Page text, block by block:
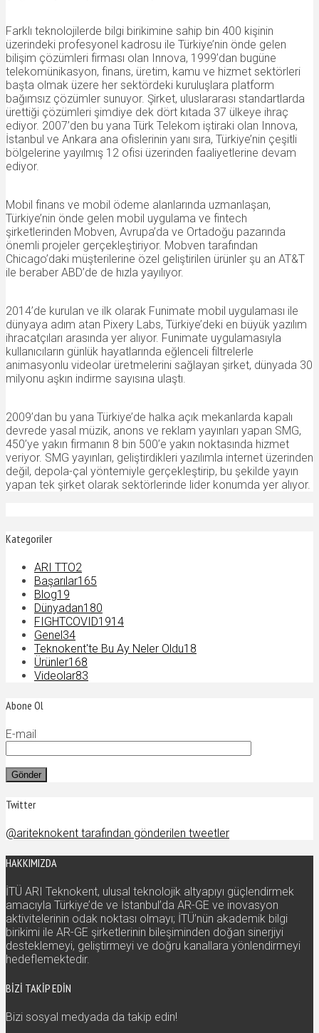
Farklı teknolojilerde bilgi birikimine sahip bin 400 kişinin
üzerindeki profesyonel kadrosu ile Türkiye’nin önde gelen
bilişim çözümleri firması olan Innova, 1999’dan bugüne
telekomünikasyon, finans, üretim, kamu ve hizmet sektörleri
başta olmak üzere her sektördeki kuruluşlara platform
bağımsız çözümler sunuyor. Şirket, uluslararası standartlarda
ürettiği çözümleri şimdiye dek dört kıtada 37 ülkeye ihraç
ediyor. 2007’den bu yana Türk Telekom iştiraki olan Innova,
İstanbul ve Ankara ana ofislerinin yanı sıra, Türkiye’nin çeşitli
bölgelerine yayılmış 12 ofisi üzerinden faaliyetlerine devam
ediyor.
Mobil finans ve mobil ödeme alanlarında uzmanlaşan,
Türkiye’nin önde gelen mobil uygulama ve fintech
şirketlerinden Mobven, Avrupa’da ve Ortadoğu pazarında
önemli projeler gerçekleştiriyor. Mobven tarafından
Chicago’daki müşterilerine özel geliştirilen ürünler şu an AT&T
ile beraber ABD’de de hızla yayılıyor.
2014’de kurulan ve ilk olarak Funimate mobil uygulaması ile
dünyaya adım atan Pixery Labs, Türkiye’deki en büyük yazılım
ihracatçıları arasında yer alıyor. Funimate uygulamasıyla
kullanıcıların günlük hayatlarında eğlenceli filtrelerle
animasyonlu videolar üretmelerini sağlayan şirket, dünyada 30
milyonu aşkın indirme sayısına ulaştı.
2009’dan bu yana Türkiye’de halka açık mekanlarda kapalı
devrede yasal müzik, anons ve reklam yayınları yapan SMG,
450’ye yakın firmanın 8 bin 500’e yakın noktasında hizmet
veriyor. SMG yayınları, geliştirdikleri yazılımla internet üzerinden
değil, depola-çal yöntemiyle gerçekleştirip, bu şekilde yayın
yapan tek şirket olarak sektörlerinde lider konumda yer alıyor.
Kategoriler
ARI TTO2
Başarılar165
Blog19
Dünyadan180
FIGHTCOVID1914
Genel 34
Teknokent'te Bu Ay Neler Oldu18
Ürünler168
Videolar83
Abone Ol
E-mail
Twitter
@ariteknokent tarafından gönderilen tweetler
HAKKIMIZDA
İTÜ ARI Teknokent, ulusal teknolojik altyapıyı güçlendirmek
amacıyla Türkiye’de ve İstanbul’da AR-GE ve inovasyon
aktivitelerinin odak noktası olmayı; İTÜ’nün akademik bilgi
birikimi ile AR-GE şirketlerinin bileşiminden doğan sinerjiyi
desteklemeyi, geliştirmeyi ve doğru kanallara yönlendirmeyi
hedeflemektedir.
BIZI TAKIP EDIN
Bizi sosyal medyada da takip edin!